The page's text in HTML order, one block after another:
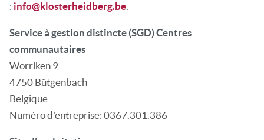
: info@klosterheidberg.be.
Service à gestion distincte (SGD) Centres
communautaires
Worriken 9
4750 Bütgenbach
Belgique
Numéro d’entreprise: 0367.301.386